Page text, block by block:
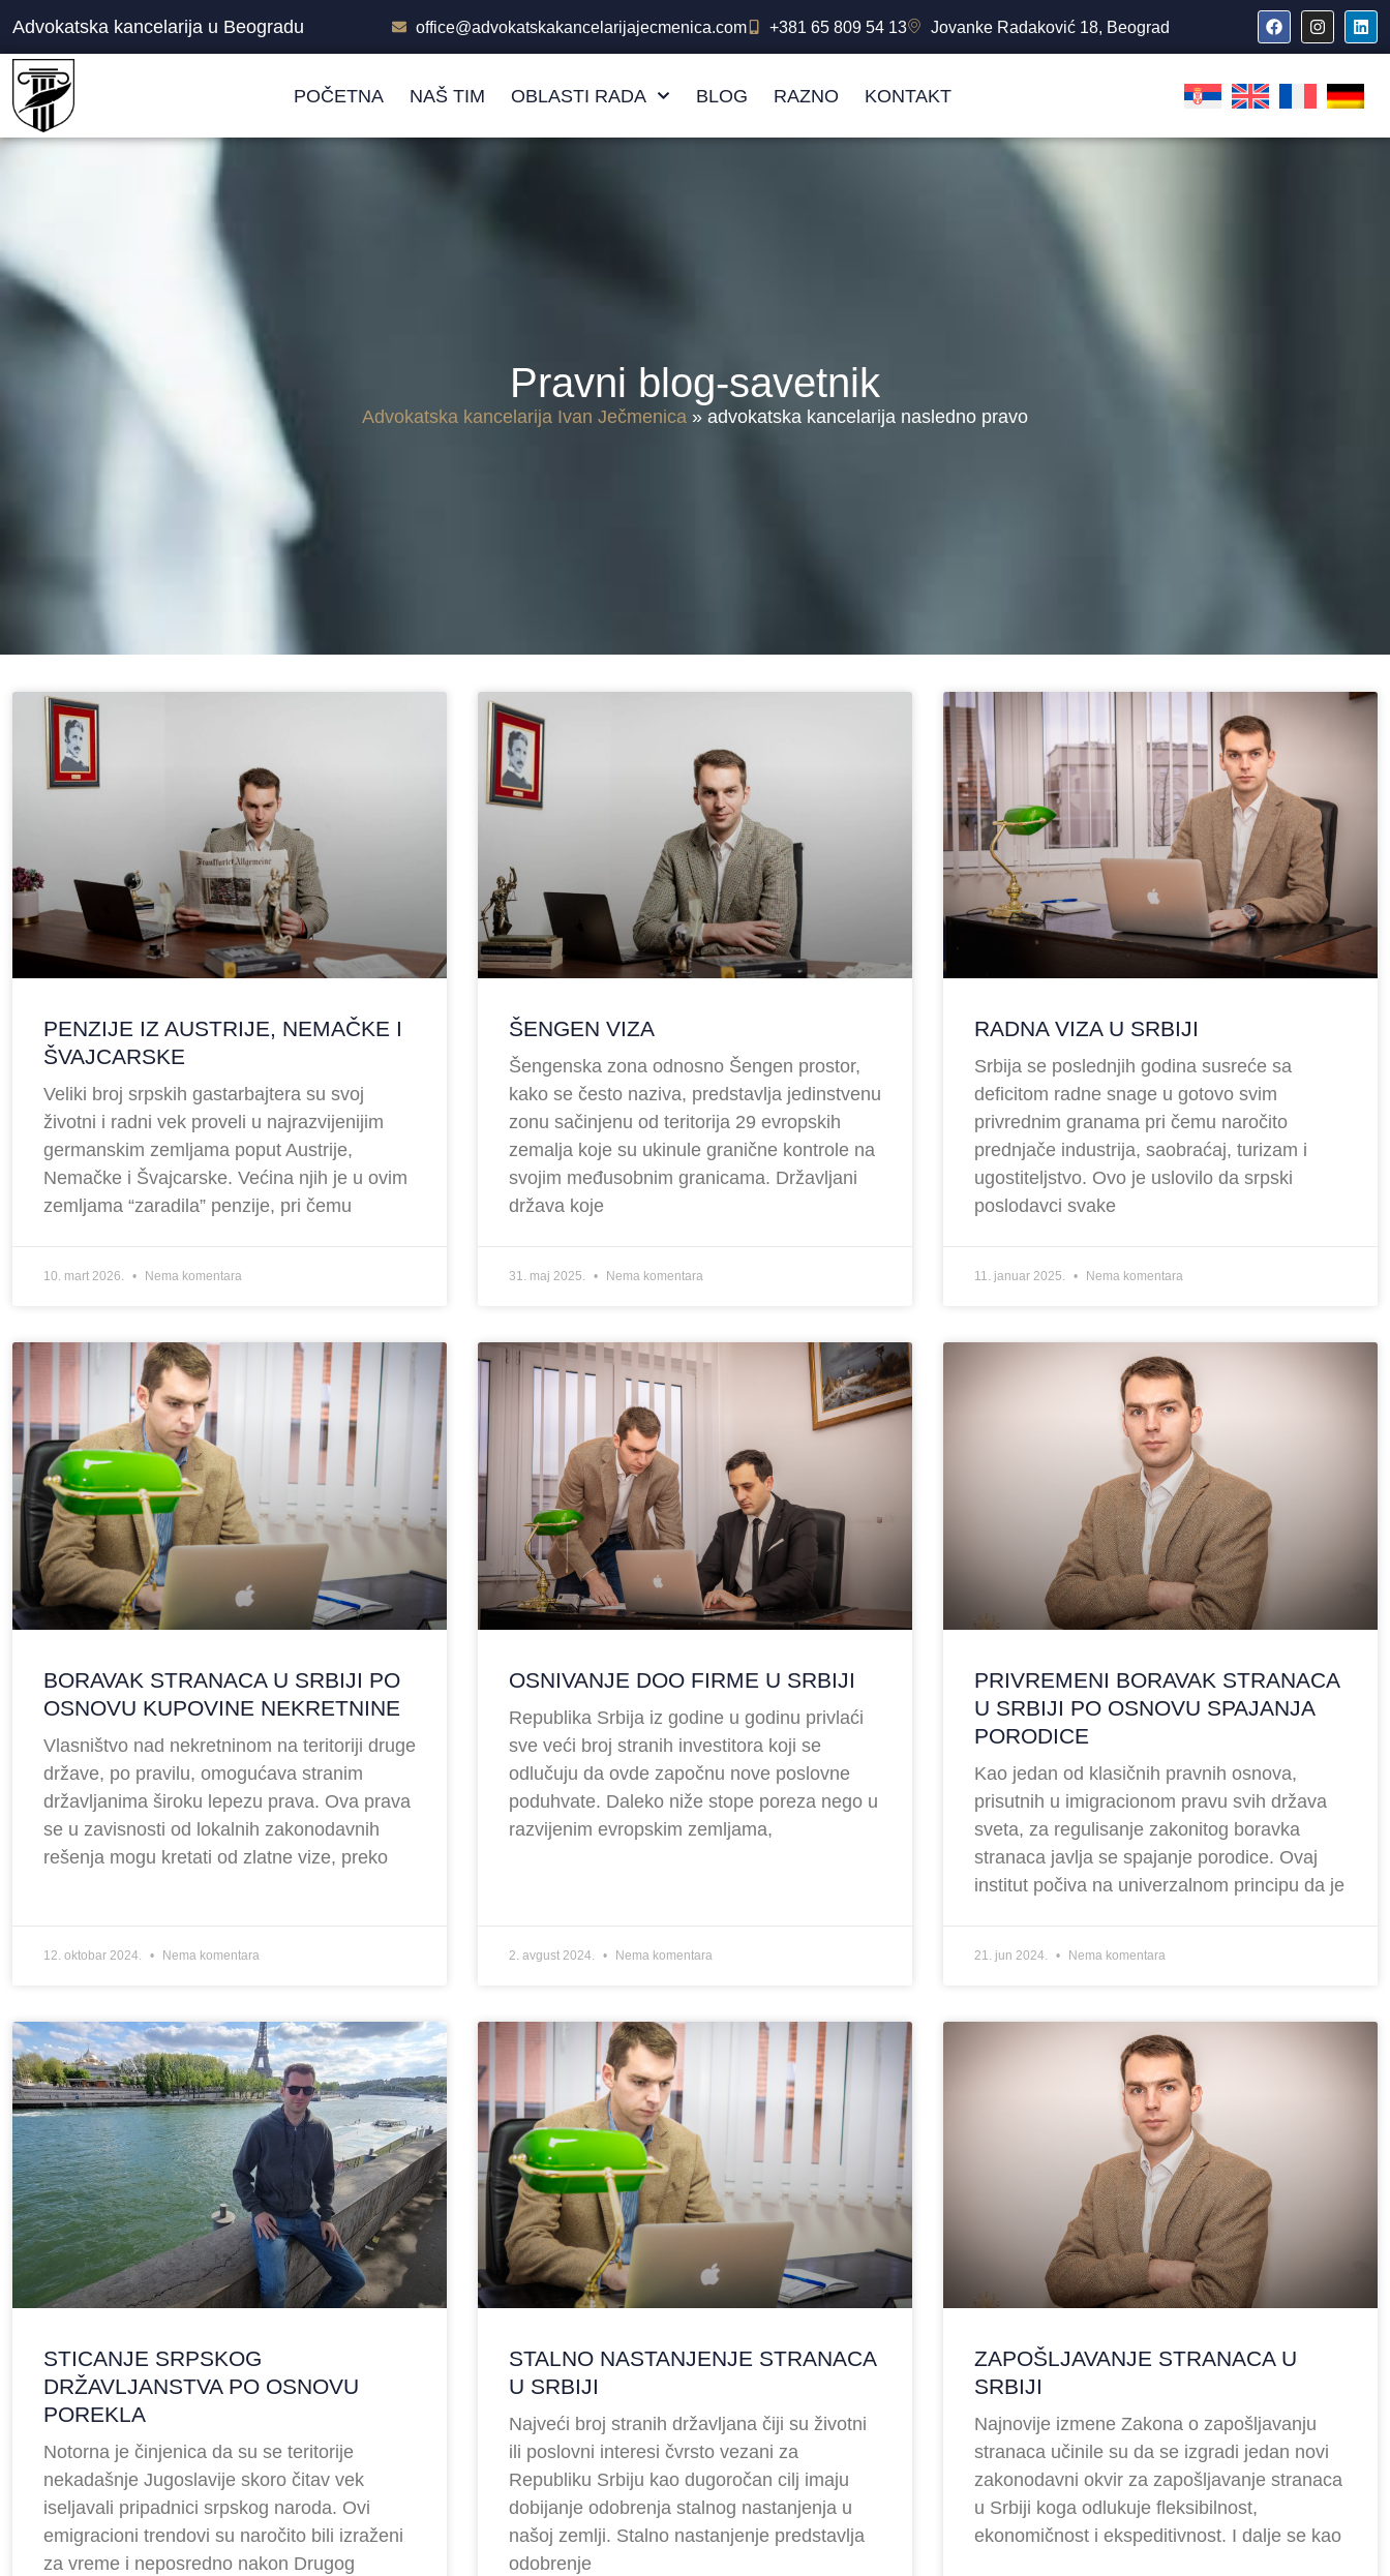
Advokatska kancelarija u Beogradu office@advokatskakancelarijajecmenica.com +381 65 809 54 13 Jovanke Radaković 18, Beograd
POČETNA NAŠ TIM OBLASTI RADA BLOG RAZNO KONTAKT
Pravni blog-savetnik
Advokatska kancelarija Ivan Ječmenica » advokatska kancelarija nasledno pravo
PENZIJE IZ AUSTRIJE, NEMAČKE I
ŠVAJCARSKE
Veliki broj srpskih gastarbajtera su svoj
životni i radni vek proveli u najrazvijenijim
germanskim zemljama poput Austrije,
Nemačke i Švajcarske. Većina njih je u ovim
zemljama “zaradila” penzije, pri čemu
10. mart 2026. Nema komentara
ŠENGEN VIZA
Šengenska zona odnosno Šengen prostor,
kako se često naziva, predstavlja jedinstvenu
zonu sačinjenu od teritorija 29 evropskih
zemalja koje su ukinule granične kontrole na
svojim međusobnim granicama. Državljani
država koje
31. maj 2025. Nema komentara
RADNA VIZA U SRBIJI
Srbija se poslednjih godina susreće sa
deficitom radne snage u gotovo svim
privrednim granama pri čemu naročito
prednjače industrija, saobraćaj, turizam i
ugostiteljstvo. Ovo je uslovilo da srpski
poslodavci svake
11. januar 2025. Nema komentara
BORAVAK STRANACA U SRBIJI PO
OSNOVU KUPOVINE NEKRETNINE
Vlasništvo nad nekretninom na teritoriji druge
države, po pravilu, omogućava stranim
državljanima široku lepezu prava. Ova prava
se u zavisnosti od lokalnih zakonodavnih
rešenja mogu kretati od zlatne vize, preko
12. oktobar 2024. Nema komentara
OSNIVANJE DOO FIRME U SRBIJI
Republika Srbija iz godine u godinu privlaći
sve veći broj stranih investitora koji se
odlučuju da ovde započnu nove poslovne
poduhvate. Daleko niže stope poreza nego u
razvijenim evropskim zemljama,
2. avgust 2024. Nema komentara
PRIVREMENI BORAVAK STRANACA
U SRBIJI PO OSNOVU SPAJANJA
PORODICE
Kao jedan od klasičnih pravnih osnova,
prisutnih u imigracionom pravu svih država
sveta, za regulisanje zakonitog boravka
stranaca javlja se spajanje porodice. Ovaj
institut počiva na univerzalnom principu da je
21. jun 2024. Nema komentara
STICANJE SRPSKOG
DRŽAVLJANSTVA PO OSNOVU
POREKLA
Notorna je činjenica da su se teritorije
nekadašnje Jugoslavije skoro čitav vek
iseljavali pripadnici srpskog naroda. Ovi
emigracioni trendovi su naročito bili izraženi
za vreme i neposredno nakon Drugog
STALNO NASTANJENJE STRANACA
U SRBIJI
Najveći broj stranih državljana čiji su životni
ili poslovni interesi čvrsto vezani za
Republiku Srbiju kao dugoročan cilj imaju
dobijanje odobrenja stalnog nastanjenja u
našoj zemlji. Stalno nastanjenje predstavlja
odobrenje
ZAPOŠLJAVANJE STRANACA U
SRBIJI
Najnovije izmene Zakona o zapošljavanju
stranaca učinile su da se izgradi jedan novi
zakonodavni okvir za zapošljavanje stranaca
u Srbiji koga odlukuje fleksibilnost,
ekonomičnost i ekspeditivnost. I dalje se kao